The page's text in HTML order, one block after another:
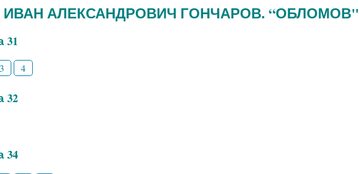
ИВАН АЛЕКСАНДРОВИЧ ГОНЧАРОВ. “ОБЛОМОВ"
31
3 4
32
34